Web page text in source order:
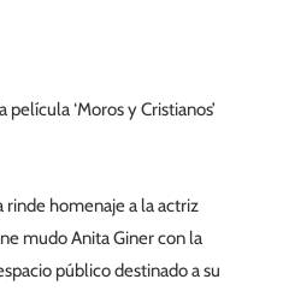
‘Moros y Cristianos’
rinde homenaje a la actriz
mudo Anita Giner con la
público destinado a su